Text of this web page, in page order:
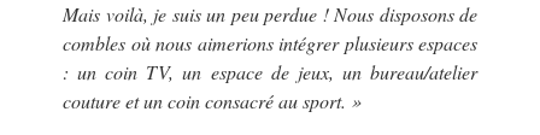
Mais voilà, je suis un peu perdue ! Nous disposons de
combles où nous aimerions intégrer plusieurs espaces
: un coin TV, un espace de jeux, un bureau/atelier
couture et un coin consacré au sport. »